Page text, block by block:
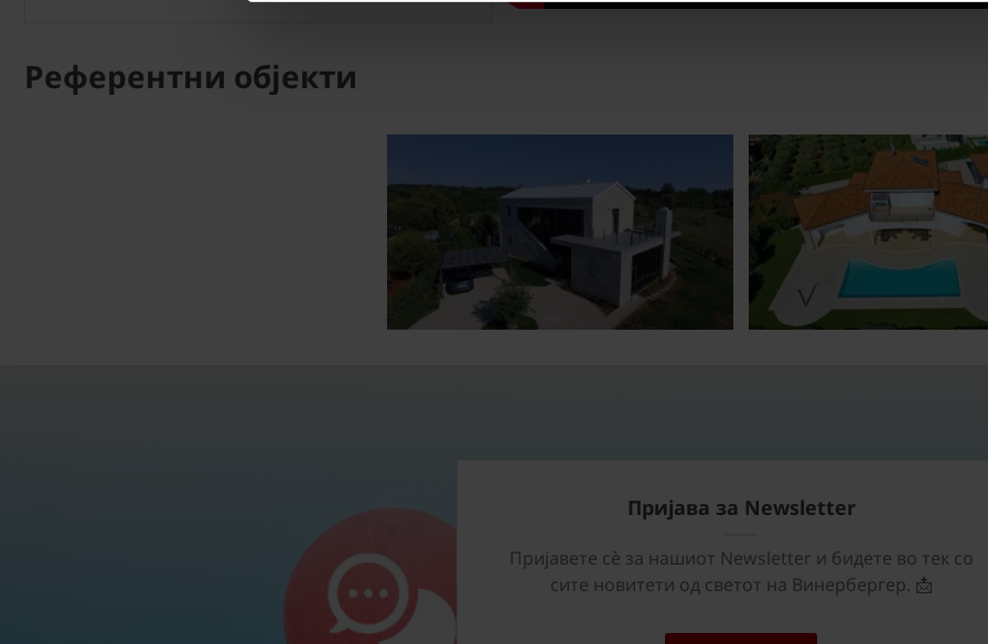
Референтни објекти
Пријава за Newsletter
Пријавете сѐ за нашиот Newsletter и бидете во тек со
сите новитети од светот на Винербергер. 📩